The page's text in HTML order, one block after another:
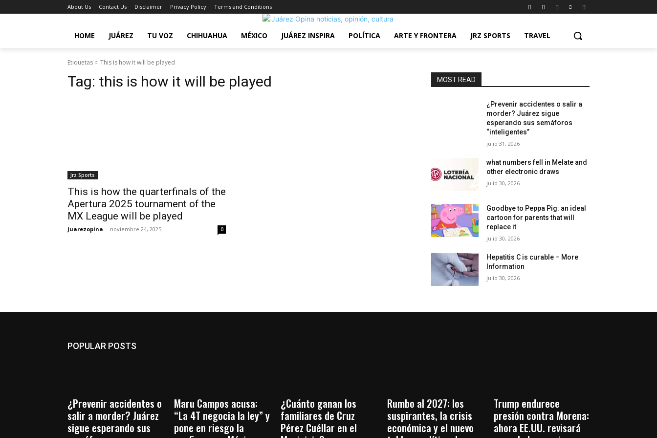
About Us Contact Us Disclaimer Privacy Policy Terms and Conditions
HOME JUÁREZ TU VOZ CHIHUAHUA MÉXICO JUÁREZ INSPIRA POLÍTICA ARTE Y FRONTERA JRZ SPORTS TRAVEL
Etiquetas This is how it will be played
Tag: this is how it will be played
Jrz Sports
This is how the quarterfinals of the
Apertura 2025 tournament of the
MX League will be played
Juarezopina - noviembre 24, 2025 0
MOST READ
¿Prevenir accidentes o salir a
morder? Juárez sigue
esperando sus semáforos
“inteligentes”
julio 31, 2026
what numbers fell in Melate and
other electronic draws
julio 30, 2026
Goodbye to Peppa Pig: an ideal
cartoon for parents that will
replace it
julio 30, 2026
Hepatitis C is curable – More
Information
julio 30, 2026
POPULAR POSTS
¿Prevenir accidentes o
salir a morder? Juárez
sigue esperando sus
Maru Campos acusa:
“La 4T negocia la ley” y
pone en riesgo la
¿Cuánto ganan los
familiares de Cruz
Pérez Cuéllar en el
Rumbo al 2027: los
suspirantes, la crisis
económica y el nuevo
Trump endurece
presión contra Morena:
ahora EE.UU. revisará